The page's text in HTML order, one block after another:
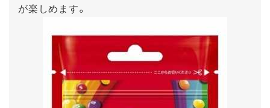
が楽しめます。